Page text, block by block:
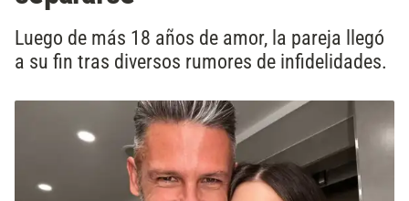
Luego de más 18 años de amor, la pareja llegó
a su fin tras diversos rumores de infidelidades.